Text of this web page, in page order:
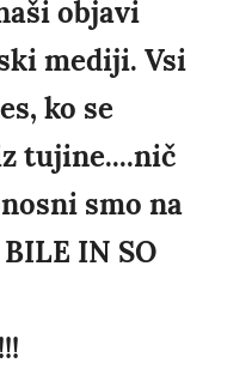
objavi
mediji. Vsi
ko se
tujine....nič
smo na
IN SO